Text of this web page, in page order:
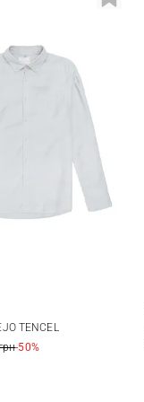
XL
TENCEL
-50%